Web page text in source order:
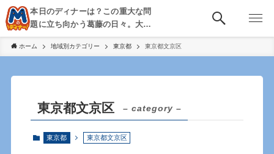
本日のディナーは？この重大な問
題に立ち向かう葛藤の日々。大
阪・京都・神戸を中心とした食べ
歩き、飲み歩きを綴る。
ホーム 地域別カテゴリー 東京都 東京都文京区
東京都文京区 – category –
東京都 東京都文京区